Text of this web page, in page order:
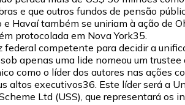
e que outros fundos de pensão
e Havaí também se uniriam à ação de
protocolada em Nova York35.
federal competente para decidir a
apenas uma lide nomeou um trustee
como o líder dos autores nas ações
altos executivos36. Este líder será a
Ltd (USS), que representará os